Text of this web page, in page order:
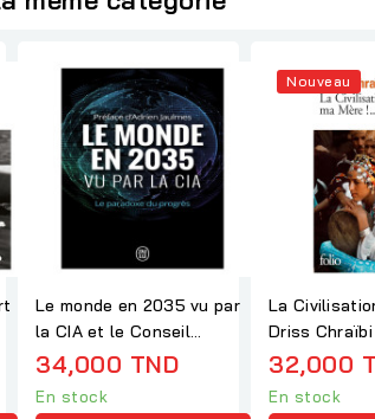
Le monde en 2035 vu par
la CIA et le Conseil
National du...
34,000 TND
En stock
Nouveau
La
Driss Chraïbi
32,000
En stock